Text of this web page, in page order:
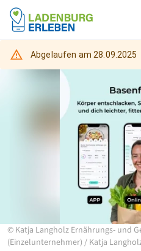
Abgelaufen am 28.09.2025
© Katja Langholz Ernährungs- und
(Einzelunternehmer) / Katja